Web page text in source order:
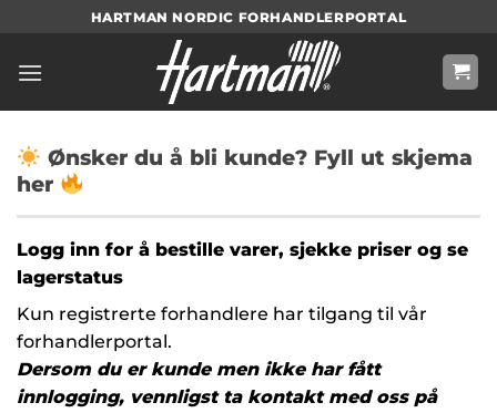
content
HARTMAN NORDIC FORHANDLERPORTAL
Ønsker du å bli kunde? Fyll ut skjema
her
Logg inn for å bestille varer, sjekke priser og se
lagerstatus
Kun registrerte forhandlere har tilgang til vår
forhandlerportal.
Dersom du er kunde men ikke har fått
innlogging, vennligst ta kontakt med oss på